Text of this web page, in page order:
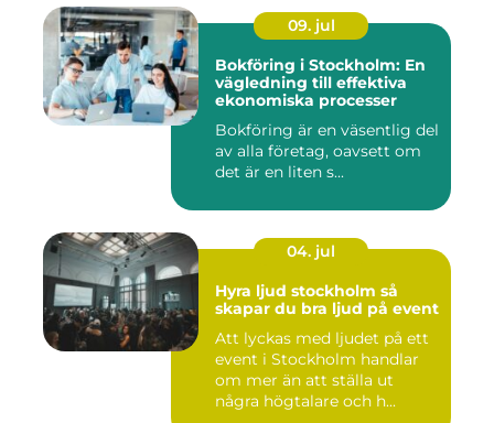
09. jul
Bokföring i Stockholm: En
vägledning till effektiva
ekonomiska processer
Bokföring är en väsentlig del
av alla företag, oavsett om
det är en liten s...
04. jul
Hyra ljud stockholm så
skapar du bra ljud på event
Att lyckas med ljudet på ett
event i Stockholm handlar
om mer än att ställa ut
några högtalare och h...